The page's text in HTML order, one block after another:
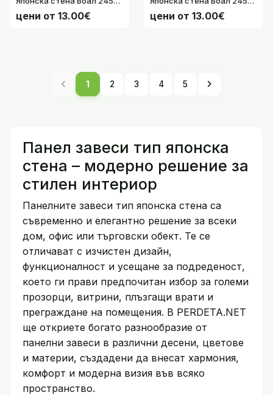
цени от 13.00€ цени от 13.00€
chevron_left 1 2 3 4 5 chevron_right
Панел завеси тип японска
стена – модерно решение за
стилен интериор
Панелните завеси тип японска стена са
съвременно и елегантно решение за всеки
дом, офис или търговски обект. Те се
отличават с изчистен дизайн,
функционалност и усещане за подреденост,
което ги прави предпочитан избор за големи
прозорци, витрини, плъзгащи врати и
преграждане на помещения. В PERDETA.NET
ще откриете богато разнообразие от
панелни завеси в различни десени, цветове
и материи, създадени да внесат хармония,
комфорт и модерна визия във всяко
пространство.